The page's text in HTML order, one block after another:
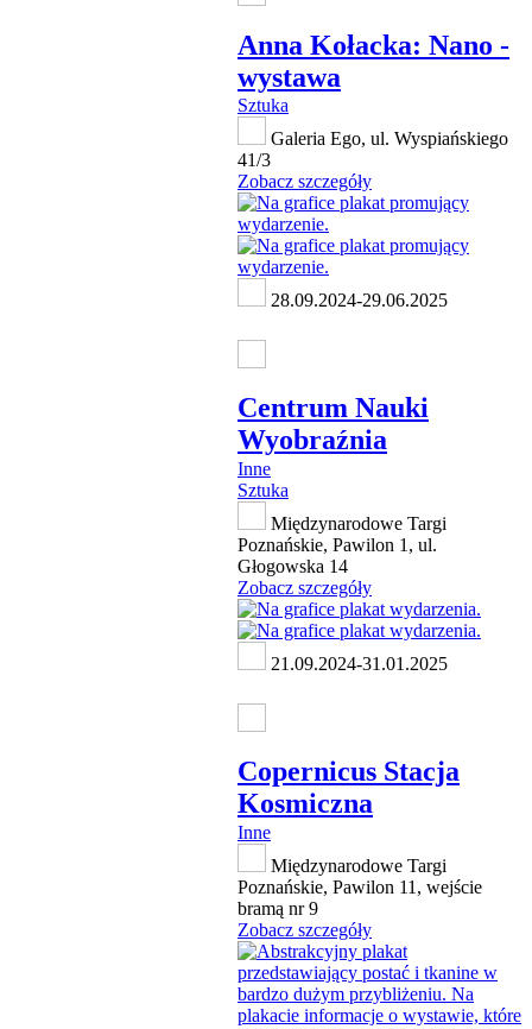
Anna Kołacka: Nano -
wystawa
Sztuka
Galeria Ego, ul. Wyspiańskiego
41/3
Zobacz szczegóły
28.09.2024-29.06.2025
Centrum Nauki
Wyobraźnia
Inne
Sztuka
Międzynarodowe Targi
Poznańskie, Pawilon 1, ul.
Głogowska 14
Zobacz szczegóły
21.09.2024-31.01.2025
Copernicus Stacja
Kosmiczna
Inne
Międzynarodowe Targi
Poznańskie, Pawilon 11, wejście
bramą nr 9
Zobacz szczegóły